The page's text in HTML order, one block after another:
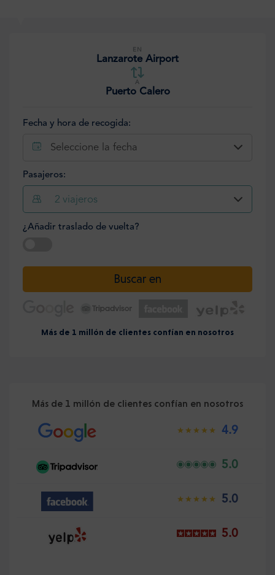
EN
Lanzarote Airport
A
Puerto Calero
Fecha y hora de recogida:
Seleccione la fecha
Pasajeros:
2 viajeros
¿Añadir traslado de vuelta?
Buscar en
Más de 1 millón de clientes confían en nosotros
Más de 1 millón de clientes confían en nosotros
4.9
5.0
5.0
5.0